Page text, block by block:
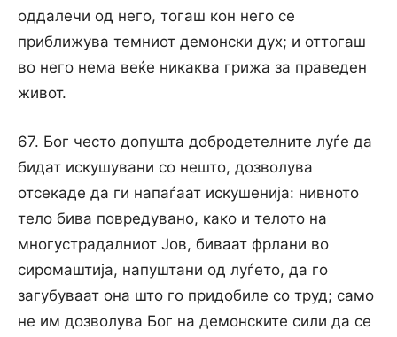
оддалечи од него, тогаш кон него се
приближува темниот демонски дух; и оттогаш
во него нема веќе никаква грижа за праведен
живот.
67. Бог често допушта добродетелните луѓе да
бидат искушувани со нешто, дозволува
отсекаде да ги напаѓаат искушенија: нивното
тело бива повредувано, како и телото на
многустрадалниот Јов, биваат фрлани во
сиромаштија, напуштани од луѓето, да го
загубуваат она што го придобиле со труд; само
не им дозволува Бог на демонските сили да се